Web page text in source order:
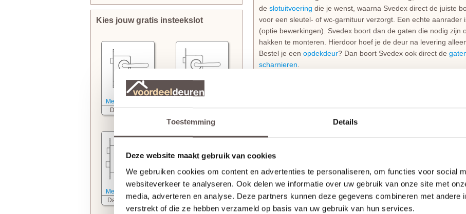
Toestemming Details
Deze website maakt gebruik van cookies
We gebruiken cookies om content en advertenties te personaliseren, om functies voor social
websiteverkeer te analyseren. Ook delen we informatie over uw gebruik van onze site met
media, adverteren en analyse. Deze partners kunnen deze gegevens combineren met andere
verstrekt of die ze hebben verzameld op basis van uw gebruik van hun services.
Kies jouw gratis insteekslot
Meer informatie
Deurkrukslot
WC slot
Meer informatie
Dag- nachtslot
Meer informatie
Cilinderslot
de slotuitvoering die je wenst, waarna Svedex direct de juiste
voor een sleutel- of wc-garnituur verzorgt. Een echte aanrader
(optie bewerkingen). Svedex boort dan de gaten die nodig zijn
hakken te monteren. Hierdoor hoef je de deur na levering
Bestel je een opdekdeur? Dan boort Svedex ook direct de
scharnieren
De Svedex FR507 Diep Zwart Blank glasdeur heeft een
6 mm gehard veiligheidsglas
. Dit specifieke
glaslatten, wat door de subtiele schaduwwerking prachtig
wordt versterkt door symmetrische deurstijlen en dorpels van
roedes op het glas van 29 mm hoog geven de deur echt body,
is
mm geboord.
Stompe Svedex deuren zijn altijdarmgeschaafd. Opdekdeuren
scharnieren op standaardhoogte. Bekijk deSvedex montagefilm